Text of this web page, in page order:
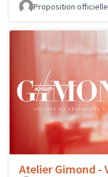
Proposition officielle
Atelier Gimond -